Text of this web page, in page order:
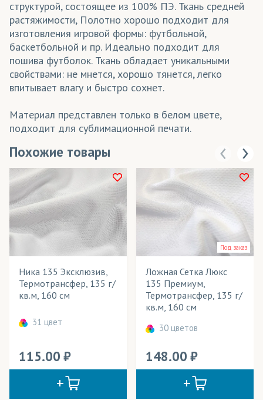
структурой, состоящее из 100% ПЭ. Ткань средней
растяжимости, Полотно хорошо подходит для
изготовления игровой формы: футбольной,
баскетбольной и пр. Идеально подходит для
пошива футболок. Ткань обладает уникальными
свойствами: не мнется, хорошо тянется, легко
впитывает влагу и быстро сохнет.
Материал представлен только в белом цвете,
подходит для сублимационной печати.
Похожие товары
Ника 135 Эксклюзив,
Термотрансфер, 135 г/
кв.м, 160 см
31 цвет
115.00
Под заказ
Ложная Сетка Люкс
135 Премиум,
Термотрансфер, 135 г/
кв.м, 160 см
30 цветов
148.00